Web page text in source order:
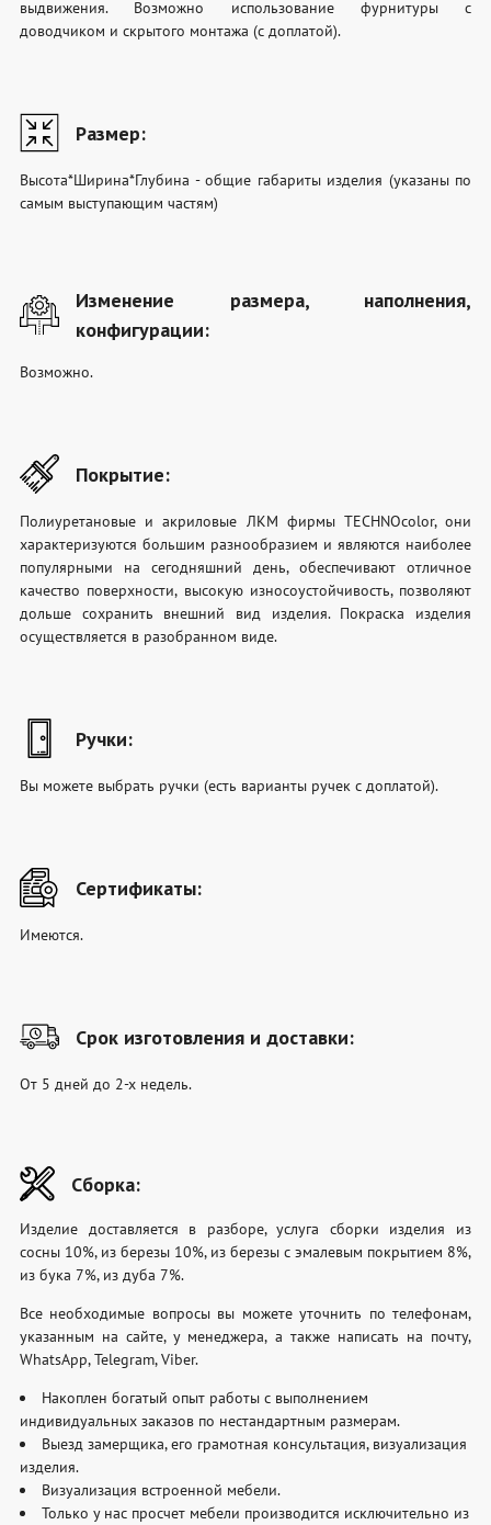
выдвижения. Возможно использование фурнитуры с
доводчиком и скрытого монтажа (с доплатой).
Размер:
Высота*Ширина*Глубина - общие габариты изделия (указаны по
самым выступающим частям)
Изменение размера, наполнения,
конфигурации:
Возможно.
Покрытие:
Полиуретановые и акриловые ЛКМ фирмы TECHNOcolor, они
характеризуются большим разнообразием и являются наиболее
популярными на сегодняшний день, обеспечивают отличное
качество поверхности, высокую износоустойчивость, позволяют
дольше сохранить внешний вид изделия. Покраска изделия
осуществляется в разобранном виде.
Ручки:
Вы можете выбрать ручки (есть варианты ручек с доплатой).
Сертификаты:
Имеются.
Срок изготовления и доставки:
От 5 дней до 2-х недель.
Сборка:
Изделие доставляется в разборе, услуга сборки изделия из
сосны 10%, из березы 10%, из березы с эмалевым покрытием 8%,
из бука 7%, из дуба 7%.
Все необходимые вопросы вы можете уточнить по телефонам,
указанным на сайте, у менеджера, а также написать на почту,
WhatsApp, Telegram, Viber.
Накоплен богатый опыт работы с выполнением
индивидуальных заказов по нестандартным размерам.
Выезд замерщика, его грамотная консультация, визуализация
изделия.
Визуализация встроенной мебели.
Только у нас просчет мебели производится исключительно из